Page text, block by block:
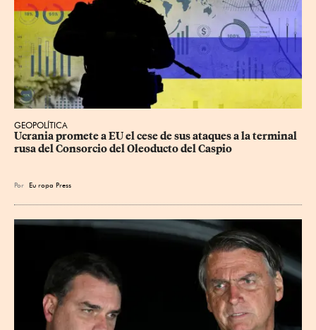
GEOPOLÍTICA
Ucrania promete a EU el cese de sus ataques a la terminal
rusa del Consorcio del Oleoducto del Caspio
Por Eu ropa Press